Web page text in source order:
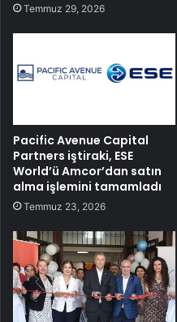
Temmuz 29, 2026
Pacific Avenue Capital
Partners iştiraki, ESE
World’ü Amcor’dan satın
alma işlemini tamamladı
Temmuz 23, 2026